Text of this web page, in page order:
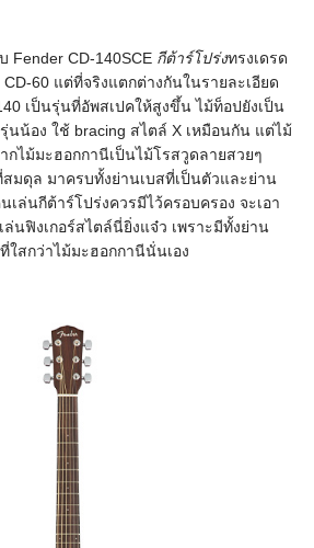
CD-140SCE กีต้าร์โปร่งทรงเดรด
60 แต่ที่จริงแตกต่างกันในรายละเอียด
เป็นรุ่นที่อัพสเปคให้สูงขึ้น ไม้ท็อปยังเป็น
นน้อง ใช้ bracing สไตล์ X เหมือนกัน แต่ไม้
กไม้มะฮอกกานีเป็นไม้โรสวูดลายสวยๆ
สมดุล มาครบทั้งย่านเบสที่เป็นตัวและย่าน
ล่นกีต้าร์โปร่งควรมีไว้ครอบครอง จะเอา
ล่นฟิงเกอร์สไตล์นี่ยิ่งแจ๋ว เพราะมีทั้งย่าน
สกว่าไม้มะฮอกกานีนั่นเอง